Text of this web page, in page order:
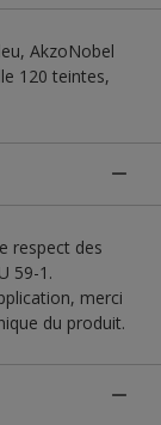
AkzoNobel
120 teintes,
respect des
59-1.
merci
du produit.